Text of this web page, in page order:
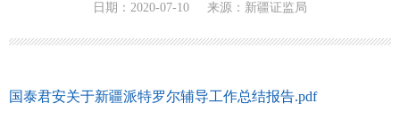
日期：2020-07-10 来源：新疆证监局
国泰君安关于新疆派特罗尔辅导工作总结报告.pdf